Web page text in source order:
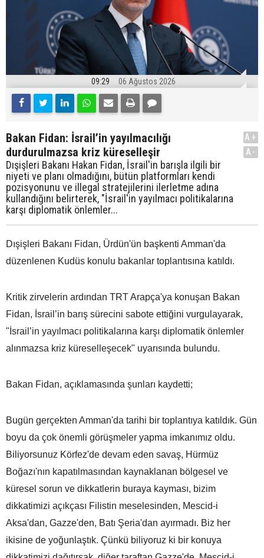
09:29 06 Ağustos 2026
Bakan Fidan: İsrail’in yayılmacılığı
durdurulmazsa kriz küreselleşir
Dışişleri Bakanı Hakan Fidan, İsrail'in barışla ilgili bir
niyeti ve planı olmadığını, bütün platformları kendi
pozisyonunu ve illegal stratejilerini ilerletme adına
kullandığını belirterek, "İsrail'in yayılmacı politikalarına
karşı diplomatik önlemler...
A+
A-
Dışişleri Bakanı Fidan, Ürdün'ün başkenti Amman'da
düzenlenen Kudüs konulu bakanlar toplantısına katıldı.
Kritik zirvelerin ardından TRT Arapça'ya konuşan Bakan
Fidan, İsrail’in barış sürecini sabote ettiğini vurgulayarak,
"İsrail’in yayılmacı politikalarına karşı diplomatik önlemler
alınmazsa kriz küreselleşecek" uyarısında bulundu.
Bakan Fidan, açıklamasında şunları kaydetti;
Bugün gerçekten Amman'da tarihi bir toplantıya katıldık. Gün
boyu da çok önemli görüşmeler yapma imkanımız oldu.
Biliyorsunuz Körfez'de devam eden savaş, Hürmüz
Boğazı'nın kapatılmasından kaynaklanan bölgesel ve
küresel sorun ve dikkatlerin buraya kayması, bizim
dikkatimizi açıkçası Filistin meselesinden, Mescid-i
Aksa'dan, Gazze'den, Batı Şeria'dan ayırmadı. Biz her
ikisine de yoğunlaştık. Çünkü biliyoruz ki bir konuya